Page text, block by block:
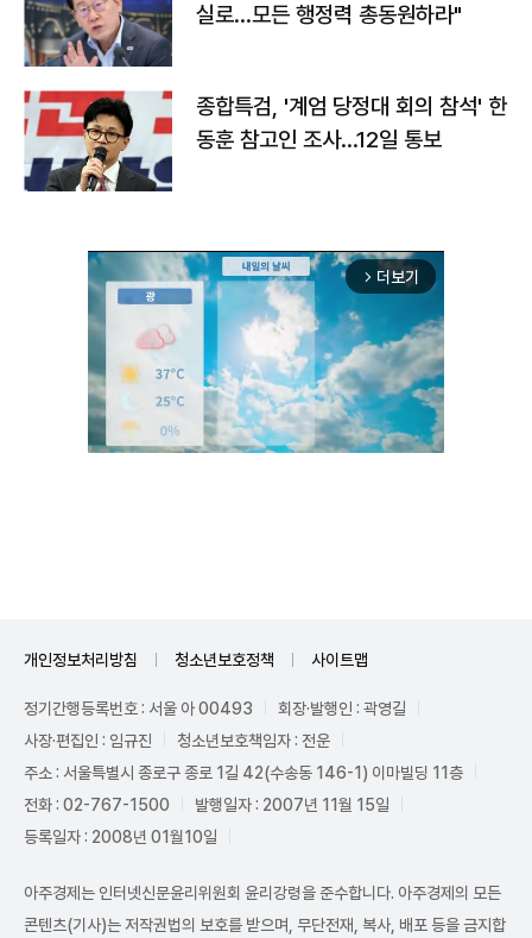
실로…모든 행정력 총동원하라"
종합특검, '계엄 당정대 회의 참석' 한
동훈 참고인 조사...12일 통보
arrow_forward_ios 더보기
개인정보처리방침 청소년보호정책 사이트맵
정기간행등록번호 : 서울 아 00493
회장·발행인 : 곽영길
사장·편집인 : 임규진
청소년보호책임자 : 전운
주소 : 서울특별시 종로구 종로 1길 42(수송동 146-1) 이마빌딩 11층
전화 : 02-767-1500
발행일자 : 2007년 11월 15일
등록일자 : 2008년 01월10일
아주경제는 인터넷신문윤리위원회 윤리강령을 준수합니다. 아주경제의 모든
콘텐츠(기사)는 저작권법의 보호를 받으며, 무단전재, 복사, 배포 등을 금지합